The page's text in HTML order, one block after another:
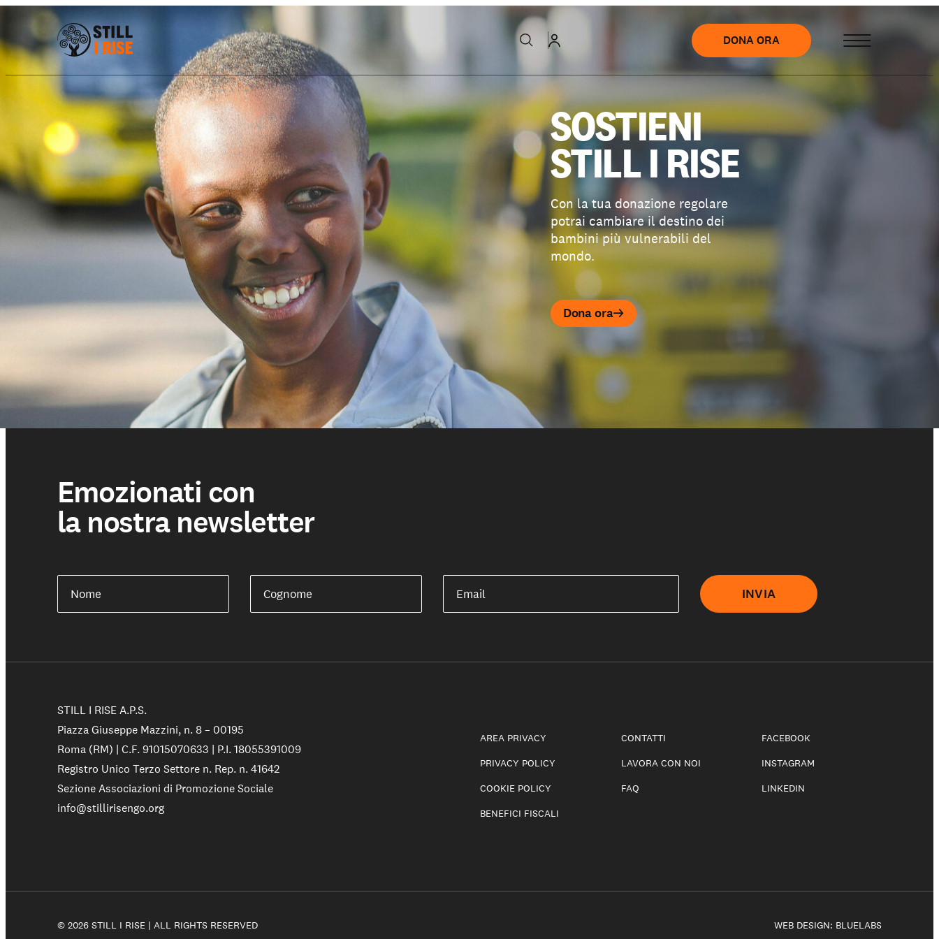
Chi siamo
Le nostre Scuole
Sostienici
DONA ORA
SOSTIENI
STILL I RISE
Con la tua donazione regolare
potrai cambiare il destino dei
bambini più vulnerabili del
mondo.
Dona ora
Emozionati con
la nostra newsletter
Nome Cognome Email INVIA
STILL I RISE A.P.S.
Piazza Giuseppe Mazzini, n. 8 – 00195
Roma (RM) | C.F. 91015070633 | P.I. 18055391009
Registro Unico Terzo Settore n. Rep. n. 41642
Sezione Associazioni di Promozione Sociale
info@stillirisengo.org
AREA PRIVACY
PRIVACY POLICY
COOKIE POLICY
BENEFICI FISCALI
CONTATTI
LAVORA CON NOI
FAQ
FACEBOOK
INSTAGRAM
LINKEDIN
© 2026 STILL I RISE | ALL RIGHTS RESERVED WEB DESIGN: BLUELABS